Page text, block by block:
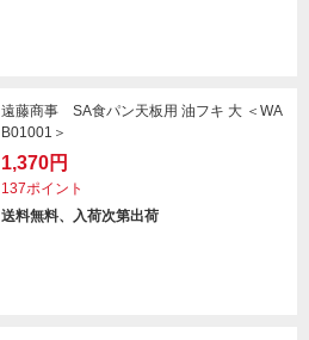
遠藤商事 SA食パン天板用 油フキ 大 ＜WA
B01001＞
1,370円
137ポイント
送料無料、入荷次第出荷